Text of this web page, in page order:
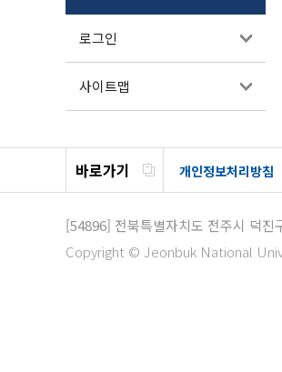
로그인
사이트맵
바로가기 개인정보처리방침
[54896] 전북특별자치도 전주시 덕
Copyright © Jeonbuk National